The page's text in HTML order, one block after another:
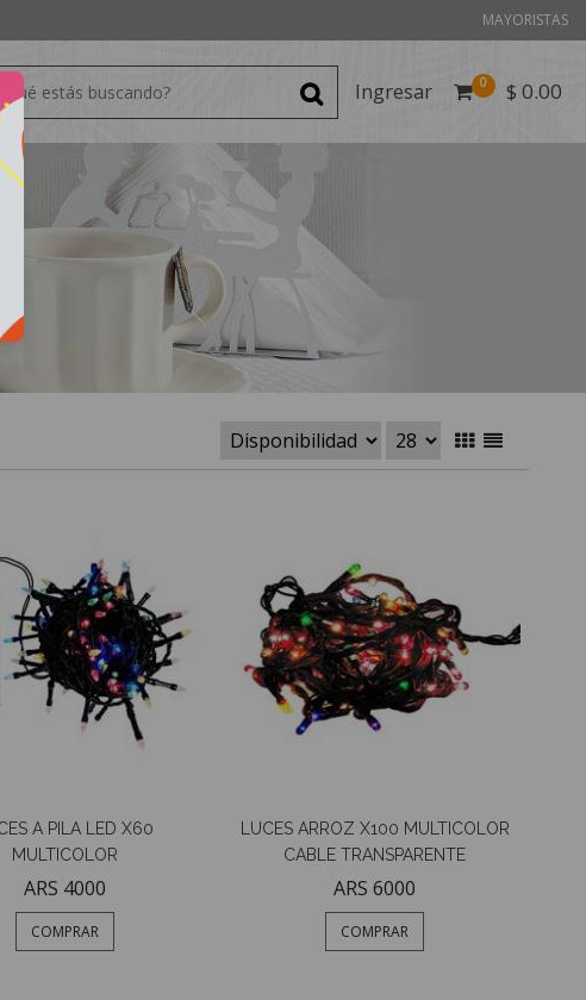
MAYORISTAS
Ingresar 0 $ 0.00
A PILA LED X60
MULTICOLOR
ARS 4000
COMPRAR
LUCES ARROZ X100 MULTICOLOR
CABLE TRANSPARENTE
ARS 6000
COMPRAR